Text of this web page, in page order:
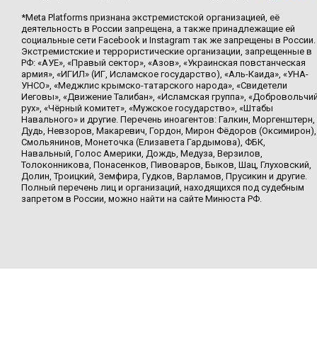
*Meta Platforms признана экстремистской организацией, её
деятельность в России запрещена, а также принадлежащие ей
социальные сети Facebook и Instagram так же запрещены в России.
Экстремистские и террористические организации, запрещенные в
РФ: «АУЕ», «Правый сектор», «Азов», «Украинская повстанческая
армия», «ИГИЛ» (ИГ, Исламское государство), «Аль-Каида», «УНА-
УНСО», «Меджлис крымско-татарского народа», «Свидетели
Иеговы», «Движение Талибан», «Исламская группа»,
рух», «Чёрный комитет», «Мужское государство», «Штабы
Навального» и другие. Перечень иноагентов: Галкин, Моргенштерн,
Дудь, Невзоров, Макаревич, Гордон, Мирон Фёдоров (Оксимирон),
Смольянинов, Монеточка (Елизавета Гардымова), ФБК,
Навальный, Голос Америки, Дождь, Медуза, Верзилов,
Толоконникова, Понасенков, Пивоваров, Быков, Шац, Глуховский,
Долин, Троицкий, Земфира, Гудков, Варламов, Прусикин и другие.
Полный перечень лиц и организаций, находящихся под судебным
запретом в России, можно найти на сайте Минюста РФ.